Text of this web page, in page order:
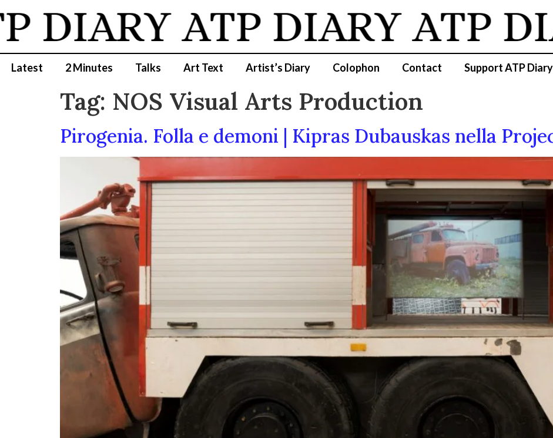
DIARY ATP DIARY ATP
Latest 2 Minutes Talks Art Text Artist’s Diary Colophon Contact Support ATP Diary
Tag: NOS Visual Arts Production
Pirogenia. Folla e demoni | Kipras Dubauskas nella